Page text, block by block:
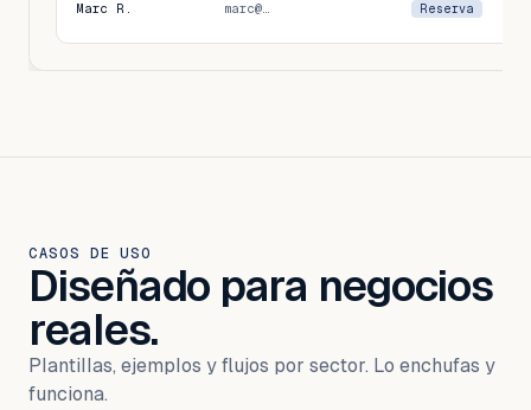
Marc R. marc@… Reserva
CASOS DE USO
Diseñado para negocios
reales.
Plantillas, ejemplos y flujos por sector. Lo enchufas y
funciona.